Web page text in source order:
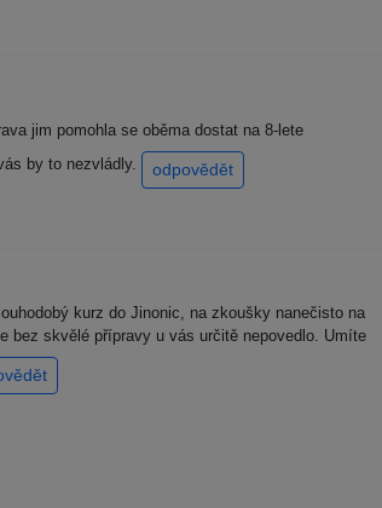
jim pomohla se oběma dostat na 8-lete
by to nezvládly.
odpovědět
kurz do Jinonic, na zkoušky nanečisto na
bez skvělé přípravy u vás určitě nepovedlo. Umíte